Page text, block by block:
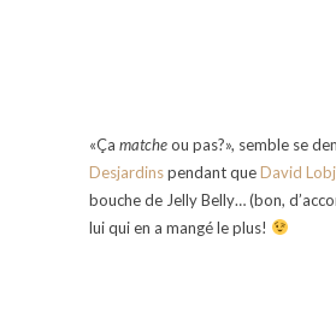
«Ça matcheou pas?», semble se
Desjardinspendant queDavid
bouche de Jelly Belly… (bon,
lui qui en a mangé le plus!